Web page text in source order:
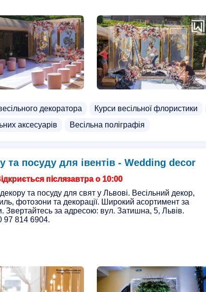
декоратора Курси весільної флористики
аксесуарів Весільна поліграфія
та посуду для івентів - Wedding decor
післязавтра о 10:00
та посуду для свят у Львові. Весільний декор,
фотозони та декорації. Широкий асортимент за
Звертайтесь за адресою: вул. Затишна, 5, Львів.
97 814 6904.